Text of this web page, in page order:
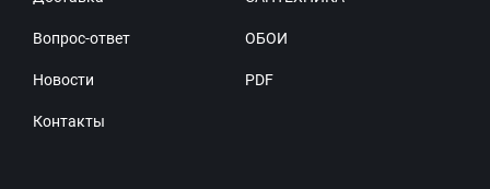
Вопрос-ответ
Новости
Контакты
ОБОИ
PDF